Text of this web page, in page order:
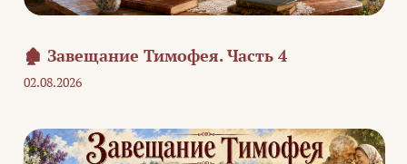
🏚️ Завещание Тимофея. Часть 4
02.08.2026